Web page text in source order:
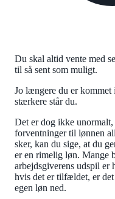
Du skal altid vente med
til så sent som muligt.
Jo længere du er kommet
stærkere står du.
Det er dog ikke
forventninger til lønnen
sker, kan du sige, at du
er en rimelig løn. Mange
arbejdsgiverens udspil er
hvis det er tilfældet, er
egen løn ned.